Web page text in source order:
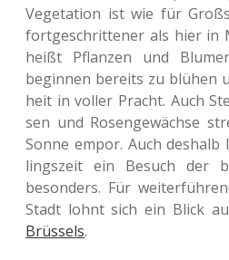
Vege­ta­ti­on ist wie für
fort­ge­schrit­te­ner als hier in
heißt Pflan­zen und
begin­nen bereits zu blühen
heit in voller Pracht. Auch
sen und Rosen­ge­wäch­se
Sonne empor. Auch
lings­zeit ein Besuch der
beson­ders. Für
Stadt lohnt sich ein Blick
Brüs­sels.